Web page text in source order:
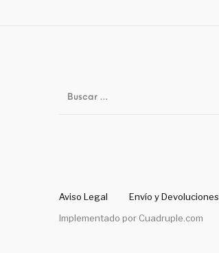
Aviso Legal Envío y Devoluciones
Implementado por Cuadruple.com